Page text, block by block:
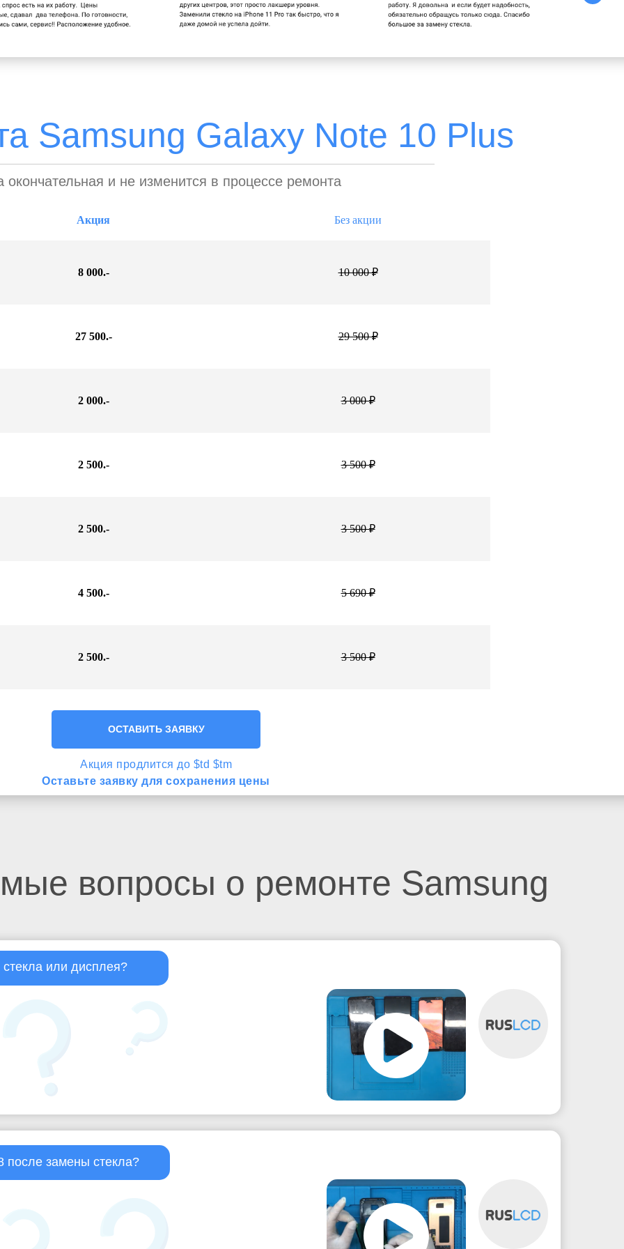
Samsung Galaxy Note 10 Plus
окончательная и не изменится в процессе ремонта
Акция Без акции
8 000.- 10 000 ₽
27 500.- 29 500 ₽
2 000.- 3 000 ₽
2 500.- 3 500 ₽
2 500.- 3 500 ₽
4 500.- 5 690 ₽
2 500.- 3 500 ₽
ОСТАВИТЬ ЗАЯВКУ
Акция продлится до $td $tm
Оставьте заявку для сохранения цены
вопросы о ремонте Samsung
или дисплея?
после замены стекла?